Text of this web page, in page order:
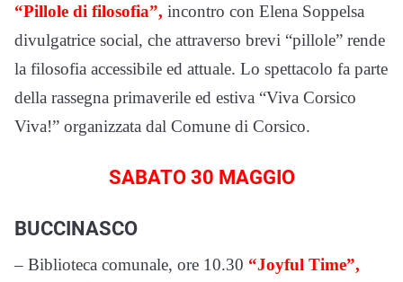
“Pillole di filosofia”, incontro con Elena Soppelsa
divulgatrice social, che attraverso brevi “pillole” rende
la filosofia accessibile ed attuale. Lo spettacolo fa parte
della rassegna primaverile ed estiva “Viva Corsico
Viva!” organizzata dal Comune di Corsico.
SABATO 30 MAGGIO
BUCCINASCO
– Biblioteca comunale, ore 10.30 “Joyful Time”,